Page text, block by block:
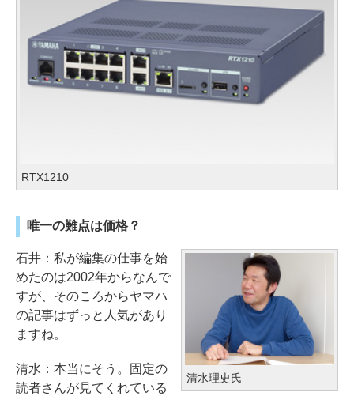
RTX1210
唯一の難点は価格？
清水理史氏
石井：私が編集の仕事を始
めたのは2002年からなんで
すが、そのころからヤマハ
の記事はずっと人気があり
ますね。
清水：本当にそう。固定の
読者さんが見てくれている